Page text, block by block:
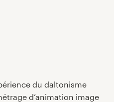
2026
VR
du daltonisme
d’animation image